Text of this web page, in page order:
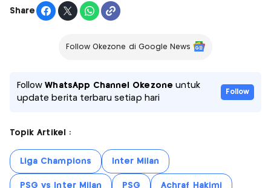
Share
Follow Okezone di Google News
FollowWhatsApp Channel Okezone untuk
update berita terbaru setiap hari
Follow
Topik Artikel :
Liga Champions Inter Milan
PSG vs Inter Milan PSG Achraf Hakimi